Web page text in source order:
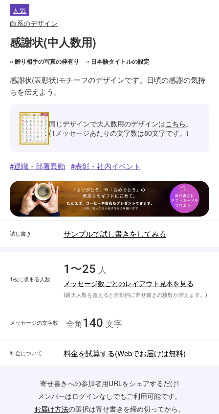
人気
白系のデザイン
感謝状(中人数用)
○ 贈り相手の写真の枠有り ○ 日本語タイトルの設定
感謝状(表彰状)モチーフのデザインです。日頃の感謝の気持
ちを伝えよう。
同じデザインで大人数用のデザインはこちら 。
(1メッセージあたりの文字数は80文字です。)
退職・部署異動 表彰・社内イベント
試し書き サンプルで試し書きをしてみる
1枚に収まる人数
1〜25 人
メッセージ数ごとのレイアウト見本を見る
(最大人数を超えると自動的に寄せ書きの枚数が増えます。)
メッセージの文字数 全角 140 文字
料金について 料金を試算する(Webでお届けは無料)
寄せ書きへの参加者用URLをシェアするだけ!
メンバーはログインなしでもご利用可能です。
お届け方法の選択は寄せ書きを締め切ってから。